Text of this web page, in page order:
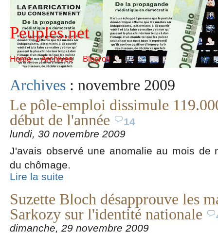
Peuples.net
Home Archives Blogroll
Archives : novembre 2009
Le pôle-emploi dissimule
début de l'année
14
lundi, 30 novembre 2009
J'avais observé une anomalie au mois de
du chômage.
Lire la suite
Suzette Bloch désapprouve les
Sarkozy sur l'identité nationale
dimanche, 29 novembre 2009